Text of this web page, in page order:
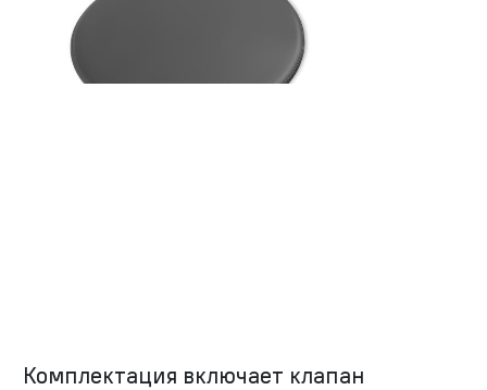
Комплектация включает клапан